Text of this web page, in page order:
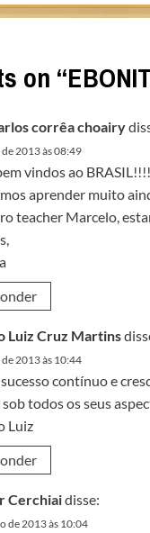
on “
corrêa choairy
2013 às 08:49
vindos ao BRASIL!!!!
aprender muito
teacher Marcelo,
Luiz Cruz Martins
2013 às 10:44
contínuo e
todos os seus
Luiz
Cerchiaidisse:
de 2013 às 10:04